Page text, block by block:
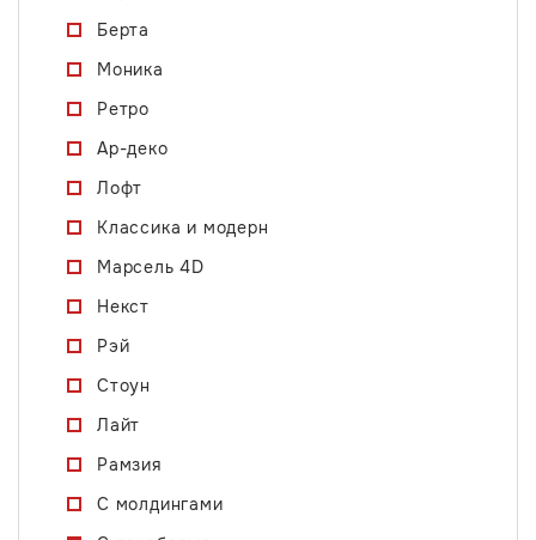
Берта
Моника
Ретро
Ар-деко
Лофт
Классика и модерн
Марсель 4D
Некст
Рэй
Стоун
Лайт
Рамзия
С молдингами